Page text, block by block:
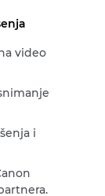
video
i